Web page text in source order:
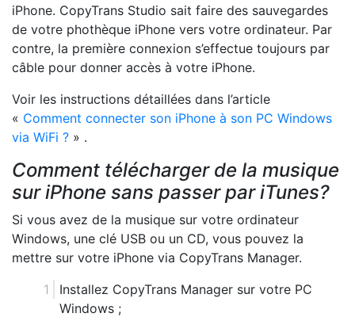
iPhone. CopyTrans Studio sait faire des sauvegardes
de votre phothèque iPhone vers votre ordinateur. Par
contre, la première connexion s’effectue toujours par
câble pour donner accès à votre iPhone.
Voir les instructions détaillées dans l’article
« Comment connecter son iPhone à son PC Windows
via WiFi ? » .
Comment télécharger de la musique
sur iPhone sans passer par iTunes?
Si vous avez de la musique sur votre ordinateur
Windows, une clé USB ou un CD, vous pouvez la
mettre sur votre iPhone via CopyTrans Manager.
Installez CopyTrans Manager sur votre PC
Windows ;